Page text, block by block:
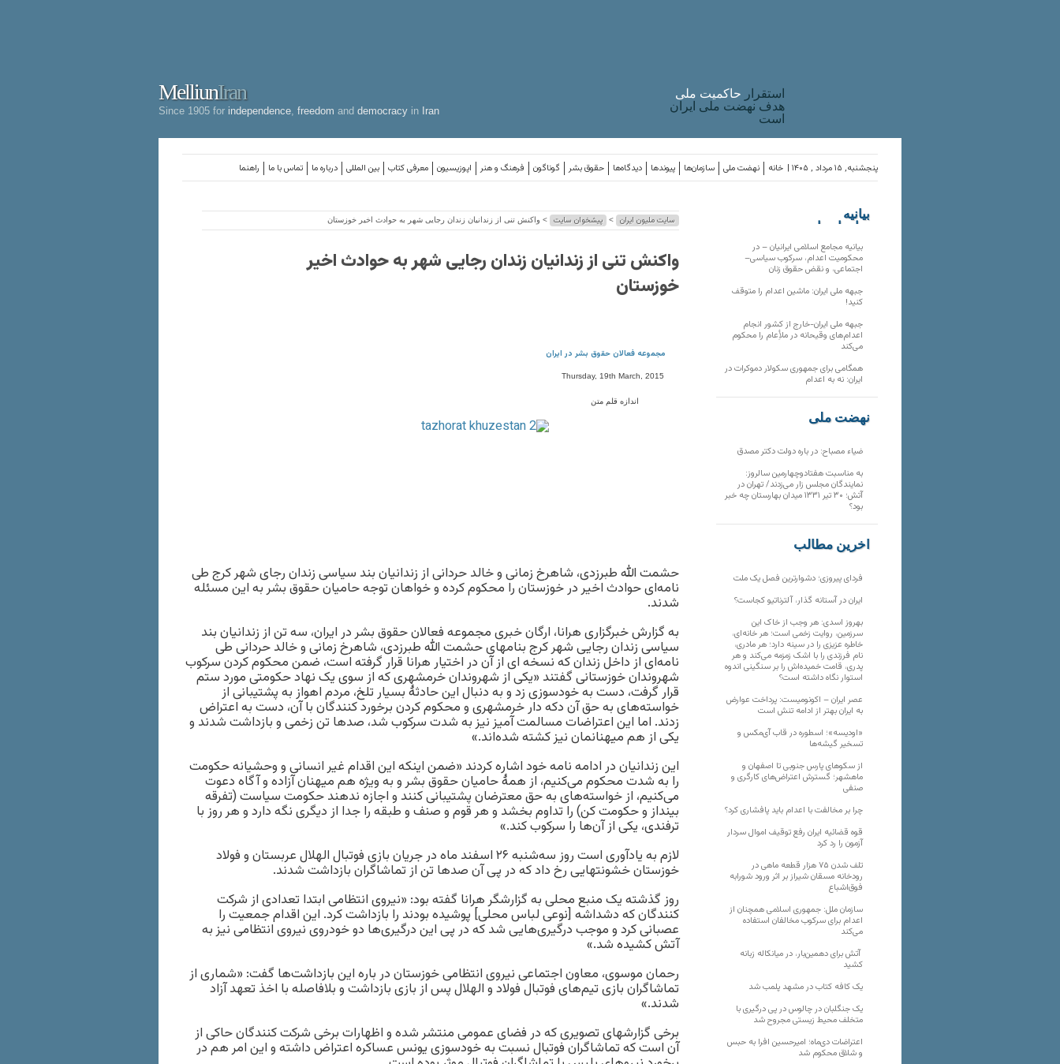
MelliunIran
Since 1905 for independence freedom and democracy in Iran
استقرار حاکميت ملی
هدف نهضت ملی ایران
است
راهنما تماس با ما درباره ما بین المللی معرفی کتاب اپوزیسیون فرهنگ و هنر گوناگون حقوق بشر دیدگاه‌ها پیوندها سازمان‌ها نهضت ملی خانه پنجشنبه, ۱۵ مرداد , ۱۴۰۵ |
سایت ملیون ایران > پیشخوان سایت > واکنش تنی از زندانیان زندان رجایی شهر به حوادث اخیر خوزستان
واکنش تنی از زندانیان زندان رجایی شهر به حوادث اخیر
خوزستان
مجموعه فعالان حقوق بشر در ایران
Thursday, 19th March, 2015
اندازه قلم متن
حشمت الله طبرزدی، شاهرخ زمانی و خالد حردانی از زندانیان بند سیاسی زندان رجای شهر کرج طی
نامه‌ای حوادث اخیر در خوزستان را محکوم کرده و خواهان توجه حامیان حقوق بشر به این مسئله
شدند.
به گزارش خبرگزاری هرانا، ارگان خبری مجموعه فعالان حقوق بشر در ایران، سه تن از زندانیان بند
سیاسی زندان رجایی شهر کرج بنامهای حشمت الله طبرزدی، شاهرخ زمانی و خالد حردانی طی
نامه‌ای از داخل زندان که نسخه ای از آن در اختیار هرانا قرار گرفته است، ضمن محکوم کردن سرکوب
شهروندان خوزستانی گفتند «یکی از شهروندان خرمشهری که از سوی یک نهاد حکومتی مورد ستم
قرار گرفت، دست به خودسوزی زد و به دنبال این حادثهٔ بسیار تلخ، مردم اهواز به پشتیبانی از
خواسته‌های به حق آن دکه دار خرمشهری و محکوم کردن برخورد کنندگان با آن، دست به اعتراض
زدند. اما این اعتراضات مسالمت آمیز نیز به شدت سرکوب شد، صد‌ها تن زخمی و بازداشت شدند و
یکی از هم میهنانمان نیز کشته شده‌اند.»
این زندانیان در ادامه نامه خود اشاره کردند «ضمن اینکه این اقدام غیر انسانی و وحشیانه حکومت
را به شدت محکوم می‌کنیم، از همهٔ حامیان حقوق بشر و به ویژه هم میهنان آزاده و آگاه دعوت
می‌کنیم، از خواسته‌های به حق معترضان پشتیبانی کنند و اجازه ندهند حکومت سیاست (تفرقه
بینداز و حکومت کن) را تداوم بخشد و هر قوم و صنف و طبقه را جدا از دیگری نگه دارد و هر روز با
ترفندی، یکی از آن‌ها را سرکوب کند.»
لازم به یادآوری است روز سه‌شنبه ۲۶ اسفند ماه در جریان بازی فوتبال الهلال عربستان و فولاد
خوزستان خشونتهایی رخ داد که در پی آن صد‌ها تن از تماشاگران بازداشت شدند.
روز گذشته یک منبع محلی به گزارشگر هرانا گفته بود: «نیروی انتظامی ابتدا تعدادی از شرکت
کنندگان که دشداشه [نوعی لباس محلی] پوشیده بودند را بازداشت کرد. این اقدام جمعیت را
عصبانی کرد و موجب درگیری‌هایی شد که در پی این درگیری‌ها دو خودروی نیروی انتظامی نیز به
آتش کشیده شد.»
رحمان موسوی، معاون اجتماعی نیروی انتظامی خوزستان در باره این بازداشت‌ها گفت: «شماری از
تماشاگران بازی تیم‌های فوتبال فولاد و الهلال پس از بازی بازداشت و بلافاصله با اخذ تعهد آزاد
شدند.»
برخی گزارشهای تصویری که در فضای عمومی منتشر شده و اظهارات برخی شرکت کنندگان حاکی از
آن است که تماشاگران فوتبال نسبت به خودسوزی یونس عساکره اعتراض داشته و این امر هم در
بیانیه
سازمان‌های
بیانیه مجامع اسلامی ایرانیان – در
محکومیت اعدام، سرکوب سیاسی–
اجتماعی، و نقض حقوق زنان
جبهه ملی ایران: ماشین اعدام را متوقف
کنید!
جبهه ملی ایران-خارج از کشور انجام
اعدام‌های وقیحانه در ملأِعام را محکوم
می‌کند
همگامی برای جمهوری سکولار دموکرات در
ایران: نه به اعدام
نهضت ملی
ضیاء مصباح: در باره دولت دکتر مصدق
به مناسبت هفتادوچهارمین سالروز:
نمایندگان مجلس زار می‌زدند/ تهران در
آتش؛ ۳۰ تیر ۱۳۳۱ میدان بهارستان چه خبر
بود؟
آخرین مطالب
فردای پیروزی؛ دشوارترین فصل یک ملت
ایران در آستانه گذار، آلترناتیو کجاست؟
بهروز اسدی: هر وجب از خاک‌ این
سرزمین، روایت زخمی است؛ هر خانه‌ای،
خاطره عزیزی را در سینه دارد؛ هر مادری،
نام فرزندی را با اشک زمزمه می‌کند و هر
پدری، قامت خمیده‌اش را بر سنگینی اندوه
استوار نگاه داشته است؟
عصر ایران – اکونومیست: پرداخت عوارض
به ایران بهتر از ادامه تنش است
«اودیسه»؛ اسطوره در قاب آی‌مکس و
تسخیر گیشه‌ها
از سکوهای پارس جنوبی تا اصفهان و
ماهشهر؛ گسترش اعتراض‌های کارگری و
صنفی
چرا بر مخالفت با اعدام باید پافشاری کرد؟
قوه قضائیه ایران رفع توقیف اموال سردار
آزمون را رد کرد
تلف شدن ۷۵ هزار قطعه ماهی در
رودخانه مسقان شیراز بر اثر ورود شورابه
فوق‌اشباع
سازمان ملل: جمهوری اسلامی همچنان از
اعدام برای سرکوب مخالفان استفاده
می‌کند
آتش برای دهمین‌بار، در میانکاله زبانه
کشید
یک کافه کتاب در مشهد پلمب شد
یک جنگلبان در چالوس در پی درگیری با
متخلف محیط زیستی مجروح شد
اعتراضات دی‌ماه؛ امیرحسین افرا به حبس
و شلاق محکوم شد